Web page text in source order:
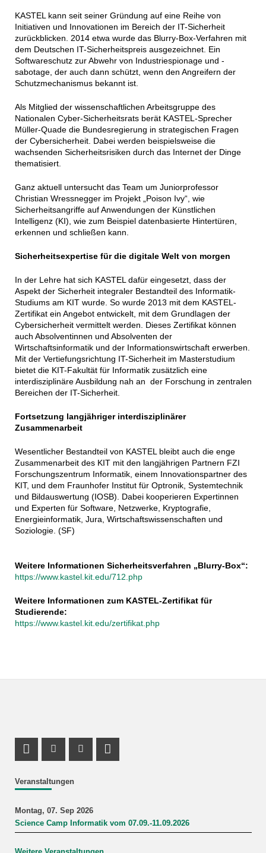
KASTEL kann seit seiner Gründung auf eine Reihe von
Initiativen und Innovationen im Bereich der IT-Sicherheit
zurückblicken. 2014 etwa wurde das Blurry-Box-Verfahren mit
dem Deutschen IT-Sicherheitspreis ausgezeichnet. Ein
Softwareschutz zur Abwehr von Industriespionage und -
sabotage, der auch dann schützt, wenn den Angreifern der
Schutzmechanismus bekannt ist.
Als Mitglied der wissenschaftlichen Arbeitsgruppe des
Nationalen Cyber-Sicherheitsrats berät KASTEL-Sprecher
Müller-Quade die Bundesregierung in strategischen Fragen
der Cybersicherheit. Dabei werden beispielsweise die
wachsenden Sicherheitsrisiken durch das Internet der Dinge
thematisiert.
Ganz aktuell untersucht das Team um Juniorprofessor
Christian Wressnegger im Projekt „Poison Ivy“, wie
Sicherheitsangriffe auf Anwendungen der Künstlichen
Intelligenz (KI), wie zum Beispiel datenbasierte Hintertüren,
erkennen und schließen kann.
Sicherheitsexpertise für die digitale Welt von morgen
In der Lehre hat sich KASTEL dafür eingesetzt, dass der
Aspekt der Sicherheit integraler Bestandteil des Informatik-
Studiums am KIT wurde. So wurde 2013 mit dem KASTEL-
Zertifikat ein Angebot entwickelt, mit dem Grundlagen der
Cybersicherheit vermittelt werden. Dieses Zertifikat können
auch Absolventinnen und Absolventen der
Wirtschaftsinformatik und der Informationswirtschaft erwerben.
Mit der Vertiefungsrichtung IT-Sicherheit im Masterstudium
bietet die KIT-Fakultät für Informatik zusätzlich eine
interdisziplinäre Ausbildung nah an der Forschung in zentralen
Bereichen der IT-Sicherheit.
Fortsetzung langjähriger interdisziplinärer
Zusammenarbeit
Wesentlicher Bestandteil von KASTEL bleibt auch die enge
Zusammenarbeit des KIT mit den langjährigen Partnern FZI
Forschungszentrum Informatik, einem Innovationspartner des
KIT, und dem Fraunhofer Institut für Optronik, Systemtechnik
und Bildauswertung (IOSB). Dabei kooperieren Expertinnen
und Experten für Software, Netzwerke, Kryptografie,
Energieinformatik, Jura, Wirtschaftswissenschaften und
Soziologie. (SF)
Weitere Informationen Sicherheitsverfahren „Blurry-Box“:
https://www.kastel.kit.edu/712.php
Weitere Informationen zum KASTEL-Zertifikat für
Studierende:
https://www.kastel.kit.edu/zertifikat.php
Veranstaltungen
Montag, 07. Sep 2026
Science Camp Informatik vom 07.09.-11.09.2026
Profil Mastodon
Instagram Profil
Youtube Profil
LinkedIn Profil